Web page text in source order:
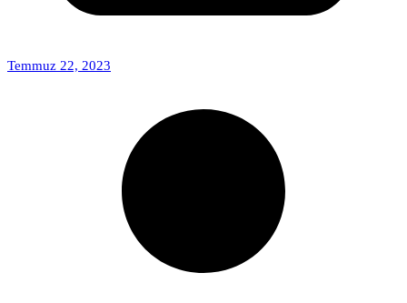
Temmuz 22, 2023